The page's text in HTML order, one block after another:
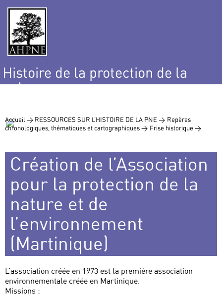
Histoire de la protection de la
nature
Accueil > RESSOURCES SUR L’HISTOIRE DE LA PNE > Repères
chronologiques, thématiques et cartographiques > Frise historique >
Création de l’Association
pour la protection de la
nature et de
l’environnement
(Martinique)
L’association créée en 1973 est la première association
environnementale créée en Martinique.
Missions :